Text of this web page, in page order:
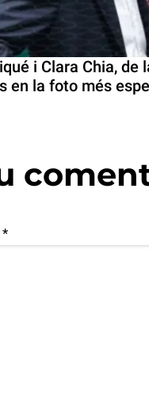
i Clara Chia, de
en la foto més
*